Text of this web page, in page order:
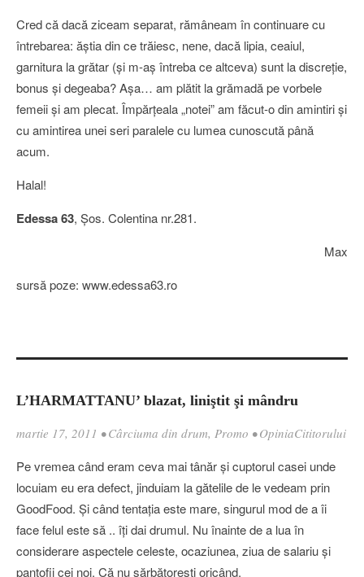
Cred că dacă ziceam separat, rămâneam în continuare cu
întrebarea: ăştia din ce trăiesc, nene, dacă lipia, ceaiul,
garnitura la grătar (şi m-aş întreba ce altceva) sunt la discreţie,
bonus şi degeaba? Aşa… am plătit la grămadă pe vorbele
femeii şi am plecat. Împărţeala „notei” am făcut-o din amintiri şi
cu amintirea unei seri paralele cu lumea cunoscută până
acum.
Halal!
Edessa 63, Şos. Colentina nr.281.
Max
sursă poze: www.edessa63.ro
L’HARMATTANU’ blazat, liniştit şi mândru
martie 17, 2011 •Cârciuma din drum, Promo •OpiniaCititorului
Pe vremea când eram ceva mai tânăr şi cuptorul casei unde
locuiam eu era defect, jinduiam la gătelile de le vedeam prin
GoodFood. Şi când tentaţia este mare, singurul mod de a îi
face felul este să .. îţi dai drumul. Nu înainte de a lua în
considerare aspectele celeste, ocaziunea, ziua de salariu şi
pantofii cei noi. Că nu sărbătoreşti oricând.